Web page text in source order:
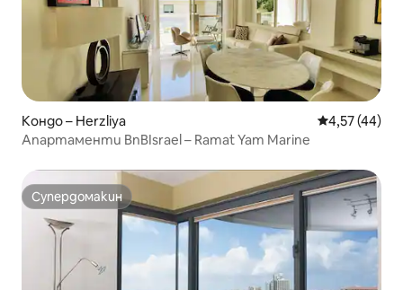
Кондо – Herzliya Средна
4,57 (44)
Апартаменти BnBIsrael – Ramat Yam Marine
Супердомакин
Супердомакин